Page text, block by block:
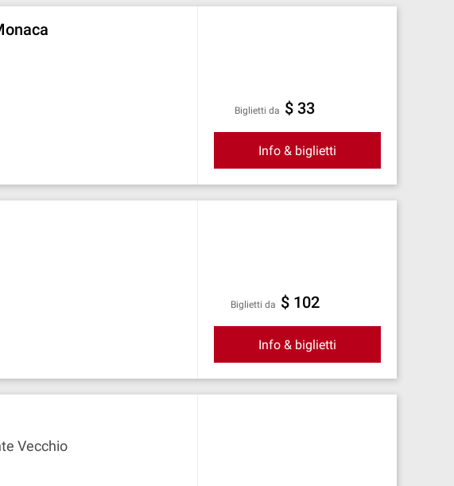
Biglietti da $ 33
Info & biglietti
Biglietti da $ 102
Info & biglietti
Vecchio